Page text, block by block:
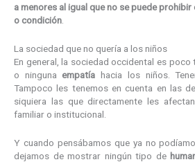
a menores al igual que no se puede
o condición
La sociedad que no quería a los niños
En general, la sociedad occidental es
o ninguna empatía hacia los niños.
Tampoco les tenemos en cuenta en las
siquiera las que directamente les
familiar o institucional.
Y cuando pensábamos que ya no
dejamos de mostrar ningún tipo de